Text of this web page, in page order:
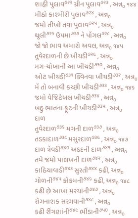
શાહી પુલાવ૭૨૨ ગ્રીન પુલાવ૭૨૩ , અન્ન૦ ૧૪૪
મીઠો કાશ્મીરી પુલાવ૭૨૪ , અન્ન૦
જમોતીખો તવા પુલાવ૭૨૫ , અન્ન૦
થૂલી૭૨૬ ઉપમા૭૨૭ નેપોંગલ૭૨૮ , અન્ન૦
જો જો ભાવ અમારો અવલ, અન્ન૦ ૧૪૫
તુવેરદાળની છે ખીચડી૭૨૯ , અન્ન૦
મગ-ચોખાની આ ખીચડી૭૩૦ , અન્ન૦
ઓટ ખીચડી૭૩૧ ક્વિનવા ખીચડી૭૩૨ , અન્ન૦
મેં તો બનાવી કચ્છી ખીચડી૭૩૩ , અન્ન૦ ૧૪૬
જમોવેજિટેબલ ખીચડી૭૩૪ , અન્ન૦
બહુ ભાતનાફ્રૂટની ખીચડી૭૩૫ , અન્ન૦
દાળ
તુવેરદાળ૭૩૬ મગની દાળ૭૩૭ , અન્ન૦
તડકાદાળ૭૩૮ મસુરદાળ૭૩૯ , અન્ન૦ ૧૪૭
દાળ ત્રેવડી૭૪૦ અડદની દાળ૭૪૧ , અન્ન૦
તમે જમોપાલખની દાળ૭૪૨ , અન્ન૦
કાઠિયાવાડી૭૪૩ સુરતી૭૪૪ કઢી, અન્ન૦
ગોળની૭૪૫ કોકમની૭૪૬ કઢી, અન્ન૦ ૧૪૮
કઢી છેઆખા મરચાંની૭૪૭ , અન્ન૦
રોગનાશકસરગવાની૭૪૮ , અન્ન૦
કઢી રીંગણાંની૭૪૯ ભીંડાની૭૫૦ , અન્ન૦